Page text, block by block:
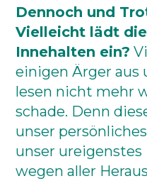
Dennoch und
Vielleicht lädt
Innehalten ein?
einigen Ärger aus
lesen nicht mehr
schade. Denn
unser
unser ureigenstes
wegen aller